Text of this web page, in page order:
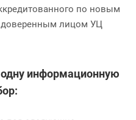
по новым
доверенным лицом УЦ
информационную